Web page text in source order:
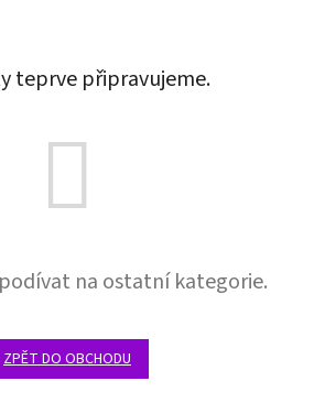
teprve připravujeme.
na ostatní kategorie.
ZPĚT DO OBCHODU